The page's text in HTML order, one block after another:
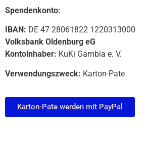
Spendenkonto:
IBAN: DE 47 28061822 1220313000
Volksbank Oldenburg eG
Kontoinhaber: KuKi Gambia e. V.
Verwendungszweck: Karton-Pate
Karton-Pate werden mit PayPal